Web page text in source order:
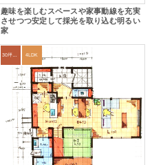
趣味を楽しむスペースや家事動線を充実
させつつ安定して採光を取り込む明るい
家
30坪～33坪 4LDK